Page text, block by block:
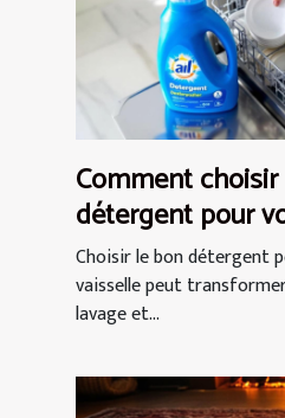
Comment
détergent pour
vaisselle ?
Choisir le bon détergent
vaisselle peut
lavage et...